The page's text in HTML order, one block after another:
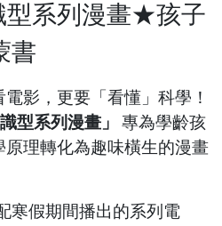
系列漫畫★孩子
書
影，更要「看懂」科學！
型系列漫畫」
專為學齡孩
理轉化為趣味橫生的漫畫
寒假期間播出的系列電